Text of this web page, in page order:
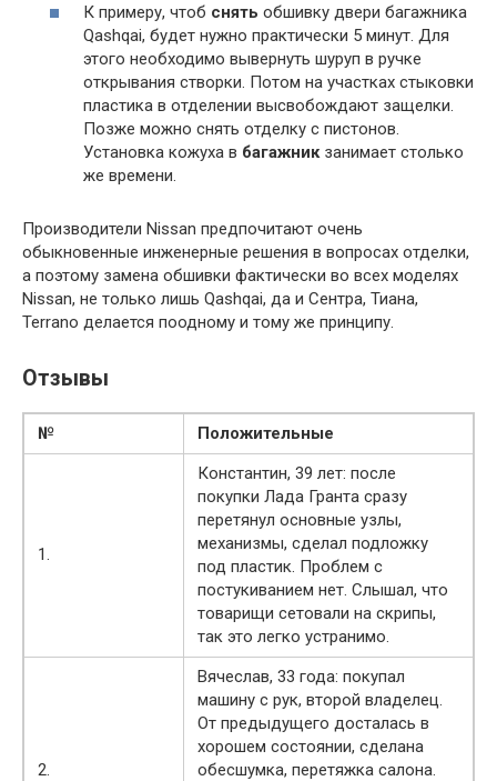
К примеру, чтоб снять обшивку двери багажника
Qashqai, будет нужно практически 5 минут. Для
этого необходимо вывернуть шуруп в ручке
открывания створки. Потом на участках стыковки
пластика в отделении высвобождают защелки.
Позже можно снять отделку с пистонов.
Установка кожуха в багажник занимает столько
же времени.
Производители Nissan предпочитают очень
обыкновенные инженерные решения в вопросах отделки,
а поэтому замена обшивки фактически во всех моделях
Nissan, не только лишь Qashqai, да и Сентра, Тиана,
Terrano делается поодному и тому же принципу.
Отзывы
№ Положительные
1.
Константин, 39 лет: после
покупки Лада Гранта сразу
перетянул основные узлы,
механизмы, сделал подложку
под пластик. Проблем с
постукиванием нет. Слышал, что
товарищи сетовали на скрипы,
так это легко устранимо.
2.
Вячеслав, 33 года: покупал
машину с рук, второй владелец.
От предыдущего досталась в
хорошем состоянии, сделана
обесшумка, перетяжка салона.